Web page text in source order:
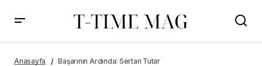
Anasayfa Başarının Ardında: Sertan Tutar